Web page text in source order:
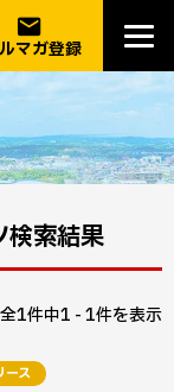
email
マガ登録
検索結果
全1件中1 - 1件を表示
ース